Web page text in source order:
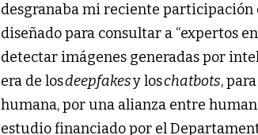
desgranaba mi reciente
diseñado para consultar a “expertos
detectar imágenes generadas por
era de losdeepfakesy loschatbots,
humana, por una alianza entre
estudio financiado por el